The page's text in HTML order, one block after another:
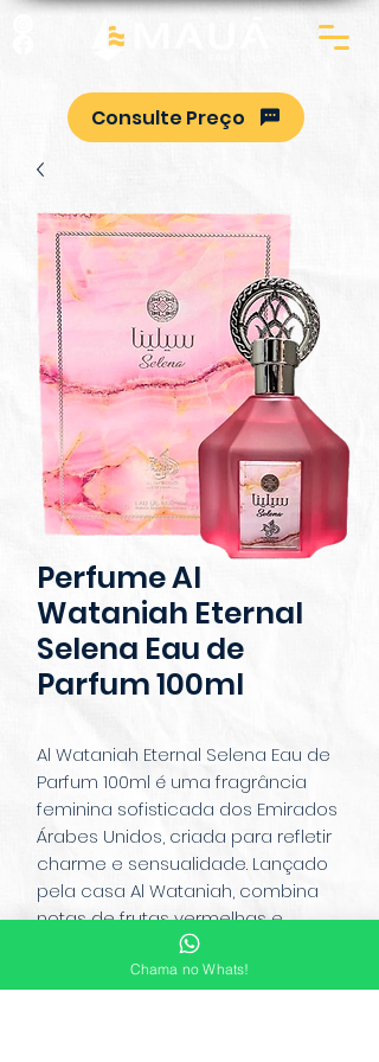
Consulte Preço
Perfume Al
Wataniah Eternal
Selena Eau de
Parfum 100ml
Al Wataniah Eternal Selena Eau de
Parfum 100ml é uma fragrância
feminina sofisticada dos Emirados
Árabes Unidos, criada para refletir
charme e sensualidade. Lançado
pela casa Al Wataniah, combina
notas de frutas vermelhas e
bergamota na saída, com um
coração floral de rosa e jasmim,
Chama no Whats!